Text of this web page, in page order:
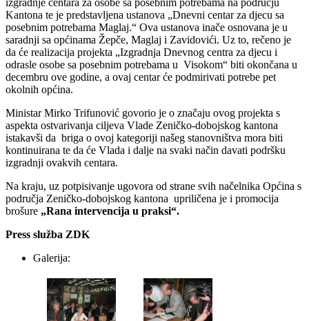
Kantona te je predstavljena ustanova „Dnevni centar za djecu sa
posebnim potrebama Maglaj.“ Ova ustanova inače osnovana je u
saradnji sa općinama Žepče, Maglaj i Zavidovići. Uz to, rečeno je
da će realizacija projekta „Izgradnja Dnevnog centra za djecu i
odrasle osobe sa posebnim potrebama u Visokom“ biti okončana u
decembru ove godine, a ovaj centar će podmirivati potrebe pet
okolnih općina.
Ministar Mirko Trifunović govorio je o značaju ovog projekta s
aspekta ostvarivanja ciljeva Vlade Zeničko-dobojskog kantona
istakavši da briga o ovoj kategoriji našeg stanovništva mora biti
kontinuirana te da će Vlada i dalje na svaki način davati podršku
izgradnji ovakvih centara.
Na kraju, uz potpisivanje ugovora od strane svih načelnika Općina s
područja Zeničko-dobojskog kantona upriličena je i promocija
brošure „Rana intervencija u praksi“.
Press služba ZDK
Galerija: